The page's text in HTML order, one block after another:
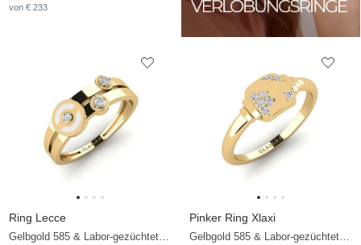
von € 233
Ring Lecce Pinker Ring Xlaxi